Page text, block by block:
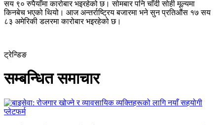
सय ९० रुपैयाँमा कारोबार भइरहेको छ। सोमबार पनि चाँदी सोही मूल्यमा
किनबेच भएको थियो। आज अन्तर्राष्ट्रिय बजारमा भने सुन प्रतिऔंस १७ सय
८३ अमेरिकी डलरमा कारोबार भइरहेको छ।
ट्रेन्डिङ
सम्बन्धित समाचार